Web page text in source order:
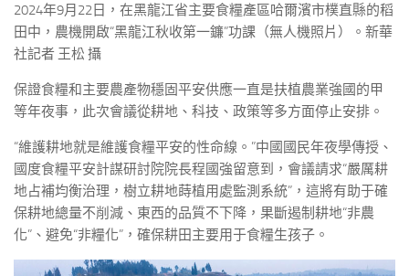
2024年9月22日，在黑龍江省主要食糧產區哈爾濱市樸直縣的稻
田中，農機開啟“黑龍江秋收第一鐮”功課（無人機照片）。新華
社記者 王松 攝
保證食糧和主要農產物穩固平安供應一直是扶植農業強國的甲
等年夜事，此次會議從耕地、科技、政策等多方面停止安排。
“維護耕地就是維護食糧平安的性命線。”中國國民年夜學傳授、
國度食糧平安計謀研討院院長程國強留意到，會議請求“嚴厲耕
地占補均衡治理，樹立耕地蒔植用處監測系統”，這將有助于確
保耕地總量不削減、東西的品質不下降，果斷遏制耕地“非農
化”、避免“非糧化”，確保耕田主要用于食糧生孩子。